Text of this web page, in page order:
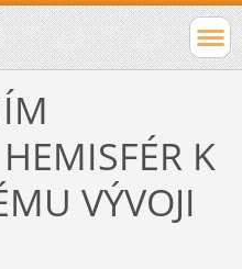
K
VÝVOJI